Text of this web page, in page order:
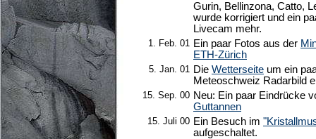
Gurin, Bellinzona, Catto,
wurde korrigiert und ein
Livecam mehr.
1. Feb. 01 Ein paar Fotos aus der
ETH-Zürich
5. Jan. 01 Die Wetterseite um ein
Meteoschweiz Radarbild
15. Sep. 00 Neu: Ein paar Eindrücke
Guttannen
15. Juli 00 Ein Besuch im
aufgeschaltet.